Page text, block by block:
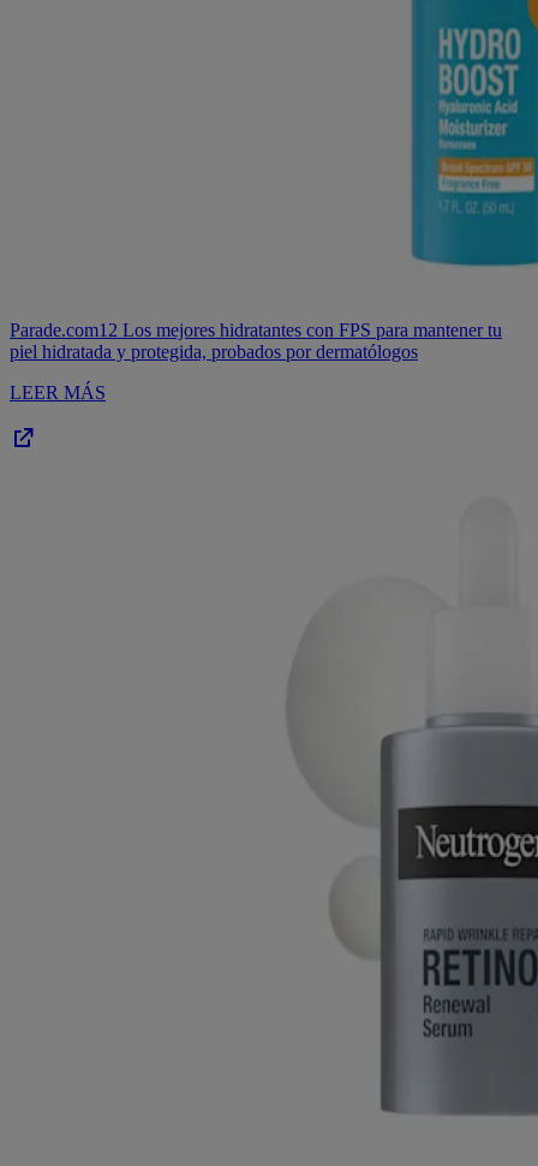
Parade.com12 Los mejores hidratantes con FPS para mantener tu
piel hidratada y protegida, probados por dermatólogos
LEER MÁS